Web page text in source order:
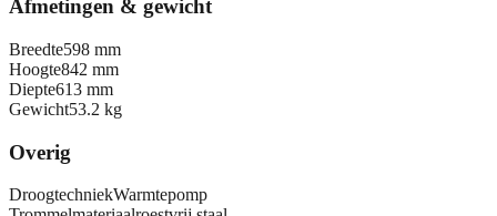
Afmetingen & gewicht
Breedte598 mm
Hoogte842 mm
Diepte613 mm
Gewicht53.2 kg
Overig
DroogtechniekWarmtepomp